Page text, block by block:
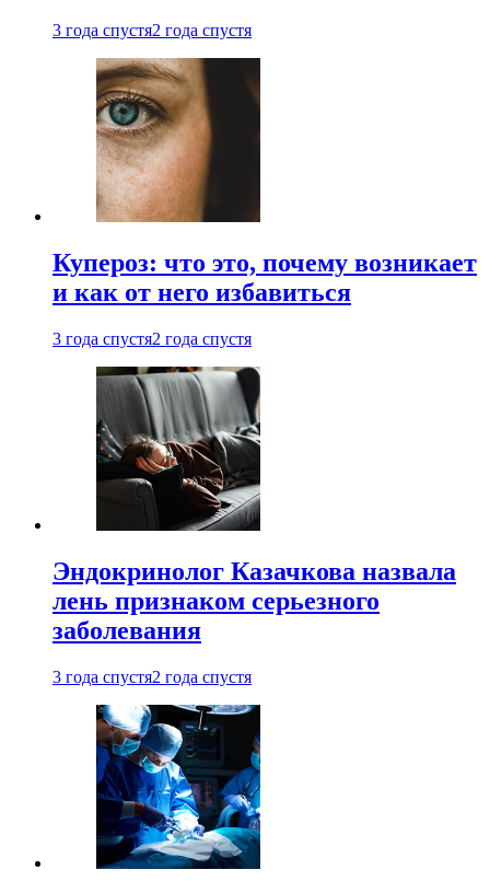
3 года спустя2 года спустя
Купероз: что это, почему возникает
и как от него избавиться
3 года спустя2 года спустя
Эндокринолог Казачкова назвала
лень признаком серьезного
заболевания
3 года спустя2 года спустя